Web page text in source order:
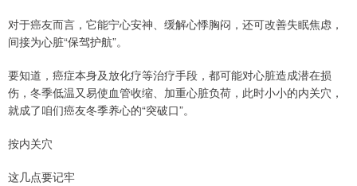
对于癌友而言，它能宁心安神、缓解心悸胸闷，还可改善失眠焦虑，
间接为心脏“保驾护航”。
要知道，癌症本身及放化疗等治疗手段，都可能对心脏造成潜在损
伤，冬季低温又易使血管收缩、加重心脏负荷，此时小小的内关穴，
就成了咱们癌友冬季养心的“突破口”。
按内关穴
这几点要记牢